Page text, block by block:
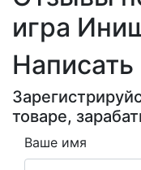
игра
Написать
товаре,
Ваше имя